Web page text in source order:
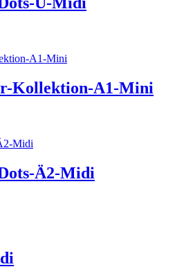
Kollektion-A1-Mini
Ä2-Midi